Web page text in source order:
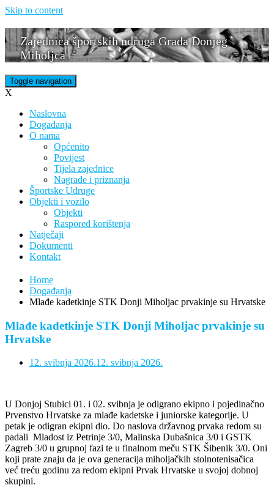
Skip to content
Zajednica športskih udruga Grada Donjeg
Miholjca
Toggle navigation
X
Naslovna
Događanja
O nama
Općenito
Povijest
Tijela zajednice
Nagrade i priznanja
Športske Udruge
Objekti i vozilo
Objekti
Raspored korištenja
Natječaji
Dokumenti
Kontakt
Home
Događanja
Mlađe kadetkinje STK Donji Miholjac prvakinje su Hrvatske
Mlađe kadetkinje STK Donji Miholjac prvakinje su
Hrvatske
12. svibnja 2026.12. svibnja 2026.
U Donjoj Stubici 01. i 02. svibnja je odigrano ekipno i pojedinačno
Prvenstvo Hrvatske za mlađe kadetske i juniorske kategorije. U
petak je odigran ekipni dio. Do naslova državnog prvaka redom su
padali Mladost iz Petrinje 3/0, Malinska Dubašnica 3/0 i GSTK
Zagreb 3/0 u grupnoj fazi te u finalnom meču STK Šibenik 3/0. Oni
koji prate znaju da je ova generacija miholjačkih stolnotenisačica
već treću godinu za redom ekipni Prvak Hrvatske u svojoj dobnoj
skupini.